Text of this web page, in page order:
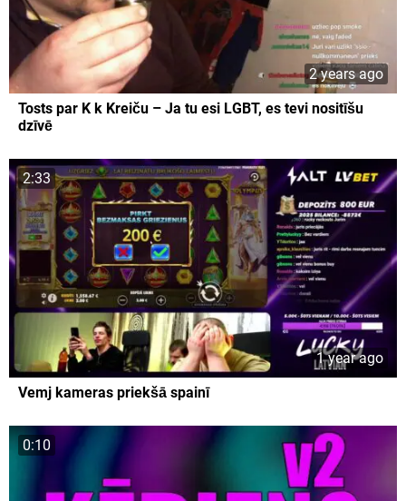
2 years ago
Tosts par K k Kreiču – Ja tu esi LGBT, es tevi nositīšu
dzīvē
2:33
1 year ago
Vemj kameras priekšā spainī
0:10